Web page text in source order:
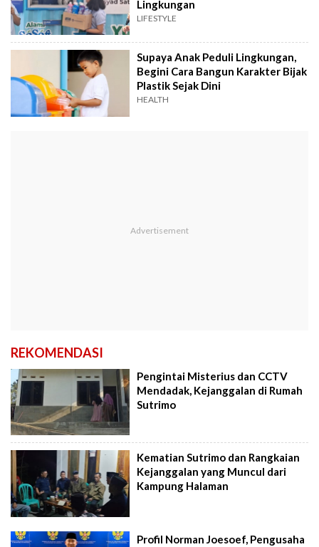
Lingkungan
LIFESTYLE
Supaya Anak Peduli Lingkungan,
Begini Cara Bangun Karakter Bijak
Plastik Sejak Dini
HEALTH
REKOMENDASI
Pengintai Misterius dan CCTV
Mendadak, Kejanggalan di Rumah
Sutrimo
Kematian Sutrimo dan Rangkaian
Kejanggalan yang Muncul dari
Kampung Halaman
Profil Norman Joesoef, Pengusaha